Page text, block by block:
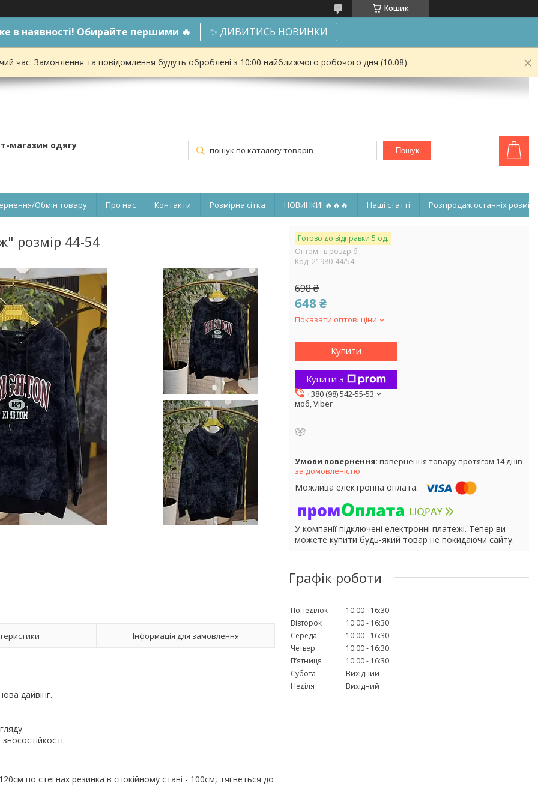
Кошик
в наявності! Обирайте першими 🔥 ✨ ДИВИТИСЬ НОВИНКИ
час. Замовлення та повідомлення будуть оброблені з 10:00 найближчого робочого дня (10.08).
магазин одягу Пошук
Обмін товару Про нас Контакти Розмірна сітка НОВИНКИ! 🔥🔥🔥 Наші статті Розпродаж останніх
розмір 44-54
Інформація для замовлення
дайвінг.
по стегнах резинка в спокійному стані - 100см, тягнеться до
Готово до відправки 5 од.
Оптом і в роздріб
Код: 21980-44/54
698 ₴
648 ₴
Показати оптові ціни
Купити
Купити з
+380 (98) 542-55-53
моб, Viber
повернення товару протягом 14 днів
за домовленістю
У компанії підключені електронні платежі. Тепер ви
можете купити будь-який товар не покидаючи сайту.
Графік роботи
Понеділок 10:00
16:30
Вівторок
10:00
16:30
Середа
10:00
16:30
Четвер
10:00
16:30
Пʼятниця
10:00
16:30
Субота
Вихідний
Неділя
Вихідний